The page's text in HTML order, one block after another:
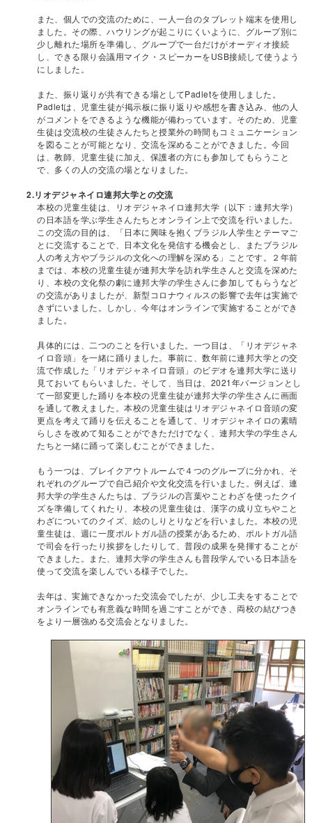
また、個人での交流のために、一人一台のタブレット端末を使用し
ました。その際、ハウリングが起こりにくいように、グループ別に
少し離れた場所を準備し、グループで一台だけがオーディオ接続
し、できる限り会議用マイク・スピーカーをUSB接続して使うよう
にしました。
また、振り返りが共有できる場としてPadletを使用しました。
Padletは、児童生徒が掲示板に振り返りや感想を書き込み、他の人
がコメントをできるような機能が備わっています。そのため、児童
生徒は交流校の生徒さんたちと授業外の時間もコミュニケーション
を図ることが可能となり、交流を深めることができました。今回
は、教師、児童生徒に加え、保護者の方にも参加してもらうこと
で、多くの人の交流の場となりました。
2.リオデジャネイロ連邦大学との交流
本校の児童生徒は、リオデジャネイロ連邦大学（以下：連邦大学）
の日本語を学ぶ学生さんたちとオンライン上で交流を行いました。
この交流の目的は、「日本に興味を抱くブラジル人学生とテーマご
とに交流することで、日本文化を発信する機会とし、またブラジル
人の考え方やブラジルの文化への理解を深める」ことです。２年前
までは、本校の児童生徒が連邦大学を訪れ学生さんと交流を深めた
り、本校の文化祭の劇に連邦大学の学生さんに参加してもらうなど
の交流がありましたが、新型コロナウィルスの影響で去年は実施で
きずにいました。しかし、今年はオンラインで実施することができ
ました。
具体的には、二つのことを行いました。一つ目は、「リオデジャネ
イロ音頭」を一緒に踊りました。事前に、数年前に連邦大学との交
流で作成した「リオデジャネイロ音頭」のビデオを連邦大学に送り
見ておいてもらいました。そして、当日は、2021年バージョンとし
て一部変更した踊りを本校の児童生徒が連邦大学の学生さんに画面
を通して教えました。本校の児童生徒はリオデジャネイロ音頭の変
更点を考えて踊りを伝えることを通して、リオデジャネイロの素晴
らしさを改めて知ることができただけでなく、連邦大学の学生さん
たちと一緒に踊って楽しむことができました。
もう一つは、ブレイクアウトルームで４つのグループに分かれ、そ
れぞれのグループで自己紹介や文化交流を行いました。例えば、連
邦大学の学生さんたちは、ブラジルの言葉やことわざを使ったクイ
ズを準備してくれたり、本校の児童生徒は、漢字の成り立ちやこと
わざについてのクイズ、絵のしりとりなどを行いました。本校の児
童生徒は、週に一度ポルトガル語の授業があるため、ポルトガル語
で司会を行ったり挨拶をしたりして、普段の成果を発揮することが
できました。また、連邦大学の学生さんも普段学んでいる日本語を
使って交流を楽しんでいる様子でした。
去年は、実施できなかった交流会でしたが、少し工夫をすることで
オンラインでも有意義な時間を過ごすことができ、両校の結びつき
をより一層強める交流会となりました。